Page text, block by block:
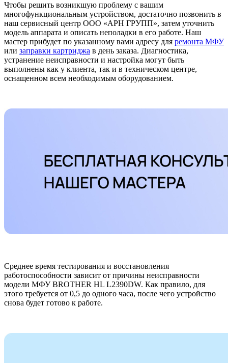
Чтобы решить возникшую проблему с вашим
многофункциональным устройством, достаточно позвонить в
наш сервисный центр ООО «АРН ГРУПП», затем уточнить
модель аппарата и описать неполадки в его работе. Наш
мастер прибудет по указанному вами адресу для ремонта МФУ
или заправки картриджа в день заказа. Диагностика,
устранение неисправности и настройка могут быть
выполнены как у клиента, так и в техническом центре,
оснащенном всем необходимым оборудованием.
Среднее время тестирования и восстановления
работоспособности зависит от причины неисправности
модели МФУ BROTHER HL L2390DW. Как правило, для
этого требуется от 0,5 до одного часа, после чего устройство
снова будет готово к работе.